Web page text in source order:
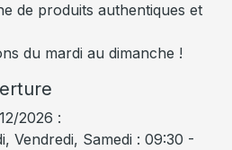
de produits authentiques et
du mardi au dimanche !
2026 :
Vendredi, Samedi : 09:30 -